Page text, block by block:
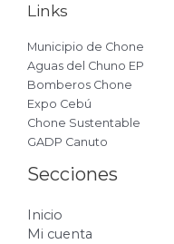
Links
Municipio de Chone
Aguas del Chuno EP
Bomberos Chone
Expo Cebú
Chone Sustentable
GADP Canuto
Secciones
Inicio
Mi cuenta